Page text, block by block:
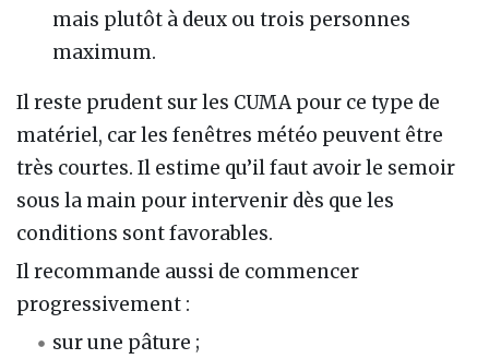
mais plutôt à deux ou trois personnes
maximum.
Il reste prudent sur les CUMA pour ce type de
matériel, car les fenêtres météo peuvent être
très courtes. Il estime qu’il faut avoir le semoir
sous la main pour intervenir dès que les
conditions sont favorables.
Il recommande aussi de commencer
progressivement :
sur une pâture ;